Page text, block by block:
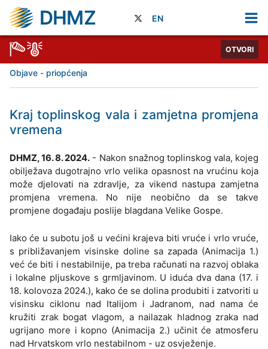
DHMZ EN
OTVORI
Objave - priopćenja
Kraj toplinskog vala i zamjetna promjena
vremena
DHMZ, 16. 8. 2024. - Nakon snažnog toplinskog vala, kojeg
obilježava dugotrajno vrlo velika opasnost na vrućinu koja
može djelovati na zdravlje, za vikend nastupa zamjetna
promjena vremena. No nije neobično da se takve
promjene događaju poslije blagdana Velike Gospe.
Iako će u subotu još u većini krajeva biti vruće i vrlo vruće,
s približavanjem visinske doline sa zapada (Animacija 1.)
već će biti i nestabilnije, pa treba računati na razvoj oblaka
i lokalne pljuskove s grmljavinom. U iduća dva dana (17. i
18. kolovoza 2024.), kako će se dolina produbiti i zatvoriti u
visinsku ciklonu nad Italijom i Jadranom, nad nama će
kružiti zrak bogat vlagom, a nailazak hladnog zraka nad
ugrijano more i kopno (Animacija 2.) učinit će atmosferu
nad Hrvatskom vrlo nestabilnom - uz osvježenje.